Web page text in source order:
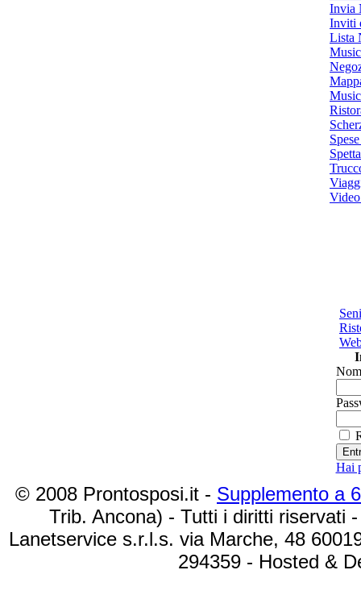
Invia
Inviti
Lista
Hai
© 2008 Prontosposi.it - Supplemento a
Trib. Ancona) - Tutti i diritti riservati
Lanetservice s.r.l.s. via Marche, 48
294359 - Hosted &